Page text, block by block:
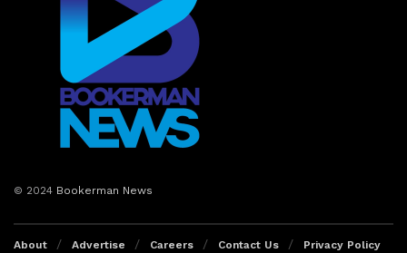
ലോകാരോഗ്യ സംഘടന കൊറോണ വൈറസ്
© 2024 Bookerman News
About Advertise Careers Contact Us Privacy Policy